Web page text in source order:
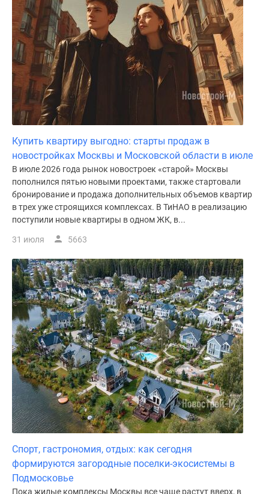
Купить квартиру выгодно: старты продаж в
новостройках Москвы и Московской области в июле
В июле 2026 года рынок новостроек «старой» Москвы
пополнился пятью новыми проектами, также стартовали
бронирование и продажа дополнительных объемов квартир
в трех уже строящихся комплексах. В ТиНАО в реализацию
поступили новые квартиры в одном ЖК, в...
31 июля 5663
Спорт, гастрономия, отдых: как сегодня
формируются загородные поселки-экосистемы в
Подмосковье
Пока жилые комплексы Москвы все чаще растут вверх, в